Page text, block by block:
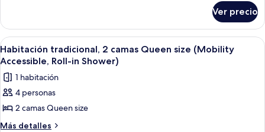
Accessible,
Tub)
1
habitación
(Mobility
Accessible,
Ver precio
Abrir
todas
las
fotos
de
Habitación
tradicional,
Una habitación de hotel con cama,
3
Habitación tradicional, 2 camas Queen size (Mobility
Accessible, Roll-in Shower)
1 habitación
4 personas
2 camas Queen size
Más detalles
Más